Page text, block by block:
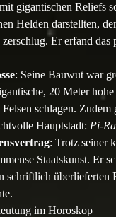
gigantischen Reliefs
Helden darstellten,
Er erfand das
: Seine Bauwut war
20 Meter
schlagen.
Hauptstadt: Pi-
: Trotz seiner
Staatskunst. Er
schriftlich überlieferten
im Horoskop